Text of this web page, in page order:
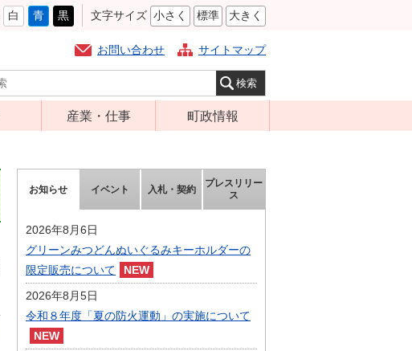
白 青 黒 文字サイズ 小さく 標準 大きく
お問い合わせ サイトマップ
産業・仕事
就労支援
農林業振興
届出・証明・法
令・規制
企業の税金
入札・契約
町政情報
組織案内
庁舎案内
ふるさと納税
お知らせ イベント 入札・契約
プレスリリー
ス
2026年8月6日
グリーンみつどんぬいぐるみキーホルダーの
限定販売について
2026年8月5日
令和８年度「夏の防火運動」の実施について